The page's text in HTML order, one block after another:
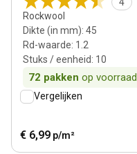
Rockwool
Dikte (in mm): 45
Rd-waarde: 1.2
Stuks / eenheid: 10
72 pakken op voorraad
Vergelijken
€ 6,99 p/m²